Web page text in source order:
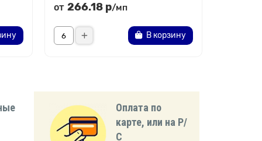
от 266.18 р/мп
В корзину
Оплата по
карте, или на Р/
С